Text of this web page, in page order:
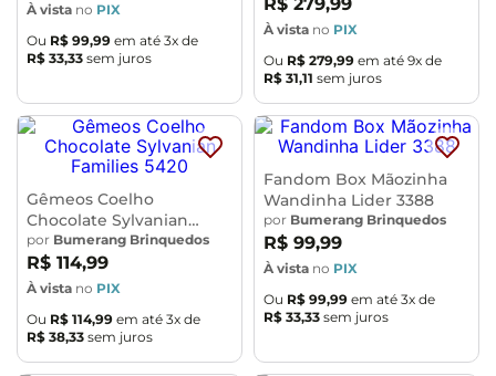
À vista no PIX
Ou R$ 99,99 em até 3x de
R$ 33,33 sem juros
À vista no PIX
Ou R$ 279,99 em até 9x de
R$ 31,11 sem juros
Gêmeos Coelho
Chocolate Sylvanian
Families 5420
por Bumerang Brinquedos
R$ 114,99
À vista no PIX
Ou R$ 114,99 em até 3x de
R$ 38,33 sem juros
Fandom Box Mãozinha
Wandinha Lider 3388
por Bumerang Brinquedos
R$ 99,99
À vista no PIX
Ou R$ 99,99 em até 3x de
R$ 33,33 sem juros